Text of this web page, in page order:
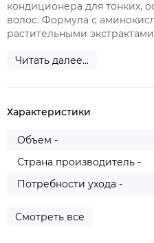
кондиционера для тонких,
волос. Формула с
растительными
Читать далее...
Характеристики
Объем -
Страна производитель -
Потребности ухода -
Смотреть все